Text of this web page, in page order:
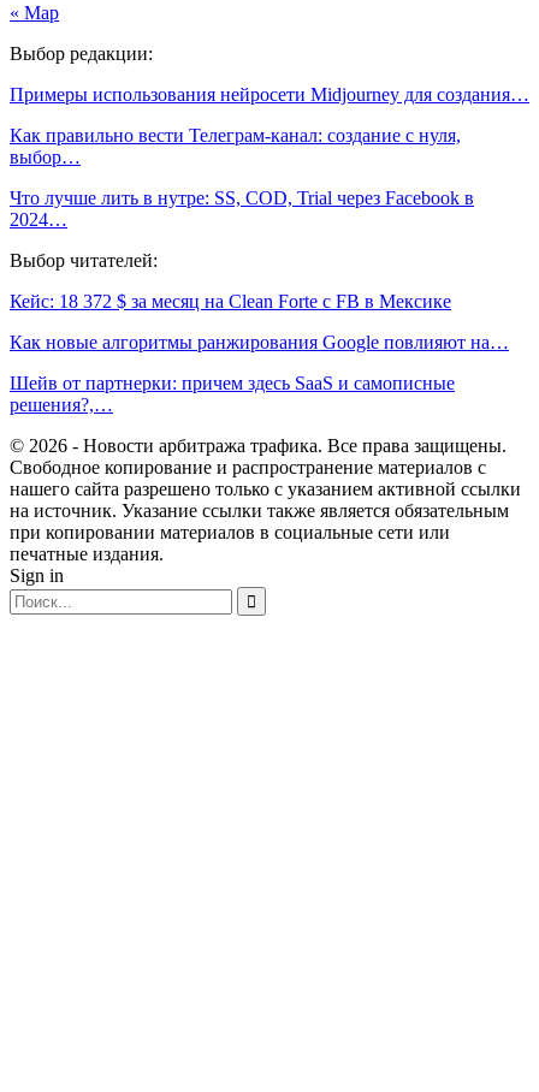
« Мар
Выбор редакции:
Примеры использования нейросети Midjourney для создания…
Как правильно вести Телеграм-канал: создание с нуля,
выбор…
Что лучше лить в нутре: SS, COD, Trial через Facebook в
2024…
Выбор читателей:
Кейс: 18 372 $ за месяц на Clean Forte с FB в Мексике
Как новые алгоритмы ранжирования Google повлияют на…
Шейв от партнерки: причем здесь SaaS и самописные
решения?,…
© 2026 - Новости арбитража трафика. Все права защищены.
Свободное копирование и распространение материалов с
нашего сайта разрешено только с указанием активной ссылки
на источник. Указание ссылки также является обязательным
при копировании материалов в социальные сети или
печатные издания.
Sign in